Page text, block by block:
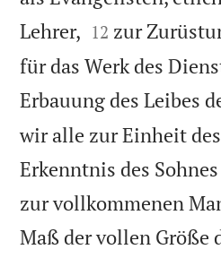
Lehrer, 

12 zur
für das Werk des
Erbauung des Leibes
wir alle zur Einheit
Erkenntnis des
zur vollkommenen
Maß der vollen Größe